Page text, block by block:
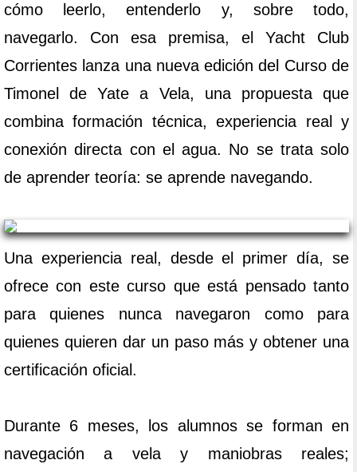
cómo leerlo, entenderlo y, sobre todo,
navegarlo. Con esa premisa, el Yacht Club
Corrientes lanza una nueva edición del Curso de
Timonel de Yate a Vela, una propuesta que
combina formación técnica, experiencia real y
conexión directa con el agua. No se trata solo
de aprender teoría: se aprende navegando.
Una experiencia real, desde el primer día, se
ofrece con este curso que está pensado tanto
para quienes nunca navegaron como para
quienes quieren dar un paso más y obtener una
certificación oficial.
Durante 6 meses, los alumnos se forman en
navegación a vela y maniobras reales;